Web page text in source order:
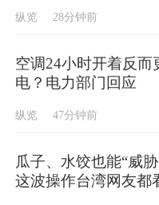
正常合作，中使馆回应
纵览 28分钟前
空调24小时开着反而
电？电力部门回应
纵览 47分钟前
瓜子、水饺也能“威胁
这波操作台湾网友都